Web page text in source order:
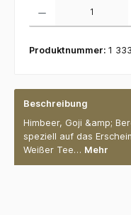
Produktnummer: 1
Beschreibung
Himbeer, Goji &amp;
speziell auf das
Weißer Tee… Mehr